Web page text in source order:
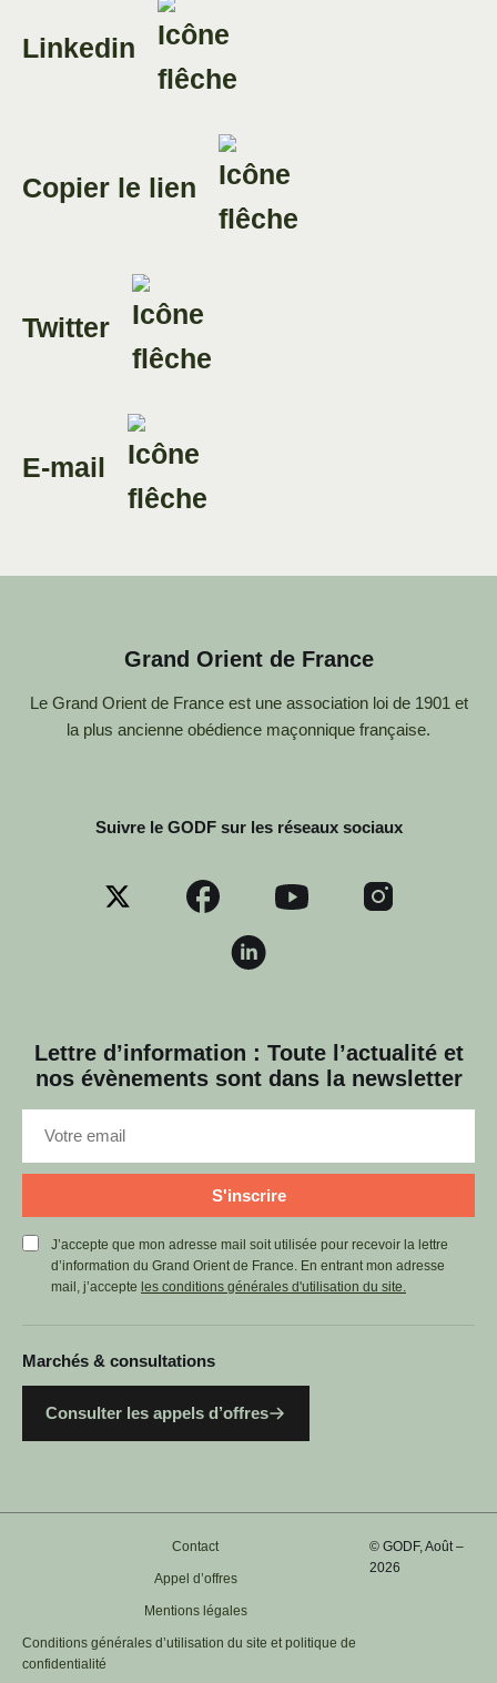
Linkedin
Copier le lien
Twitter
E-mail
Grand Orient de France
Le Grand Orient de France est une association loi de 1901 et
la plus ancienne obédience maçonnique française.
Suivre le GODF sur les réseaux sociaux
Lettre d’information : Toute l’actualité et
nos évènements sont dans la newsletter
S'inscrire
J’accepte que mon adresse mail soit utilisée pour recevoir la lettre
d’information du Grand Orient de France. En entrant mon adresse
mail, j’accepte les conditions générales d'utilisation du site.
Marchés & consultations
Consulter les appels d’offres
Contact
Appel d’offres
Mentions légales
Conditions générales d’utilisation du site et politique de
confidentialité
© GODF, Août –
2026